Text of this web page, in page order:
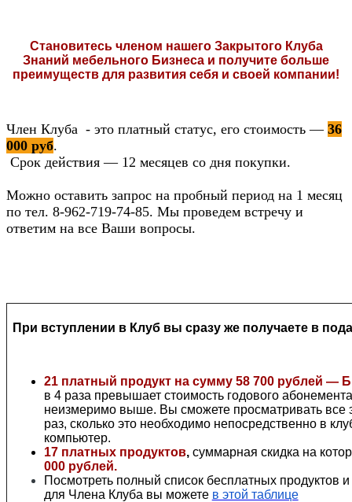
Становитесь членом нашего Закрытого Клуба
Знаний мебельного Бизнеса и получите больше
преимуществ для развития себя и своей компании!
Член Клуба - это платный статус, его стоимость — 36
000 руб.
Срок действия — 12 месяцев со дня покупки.
Можно оставить запрос на пробный период на 1 месяц
по тел. 8-962-719-74-85. Мы проведем встречу и
ответим на все Ваши вопросы.
При вступлении в Клуб вы сразу же получаете в
21 платный продукт на сумму 58 700 рублей
в 4 раза превышает стоимость годового
неизмеримо выше. Вы сможете просматривать все
раз, сколько это необходимо непосредственно в
компьютер.
17 платных продуктов, суммарная скидка на
000 рублей.
Посмотреть полный список бесплатных продуктов и
для Члена Клуба вы можете в этой таблице